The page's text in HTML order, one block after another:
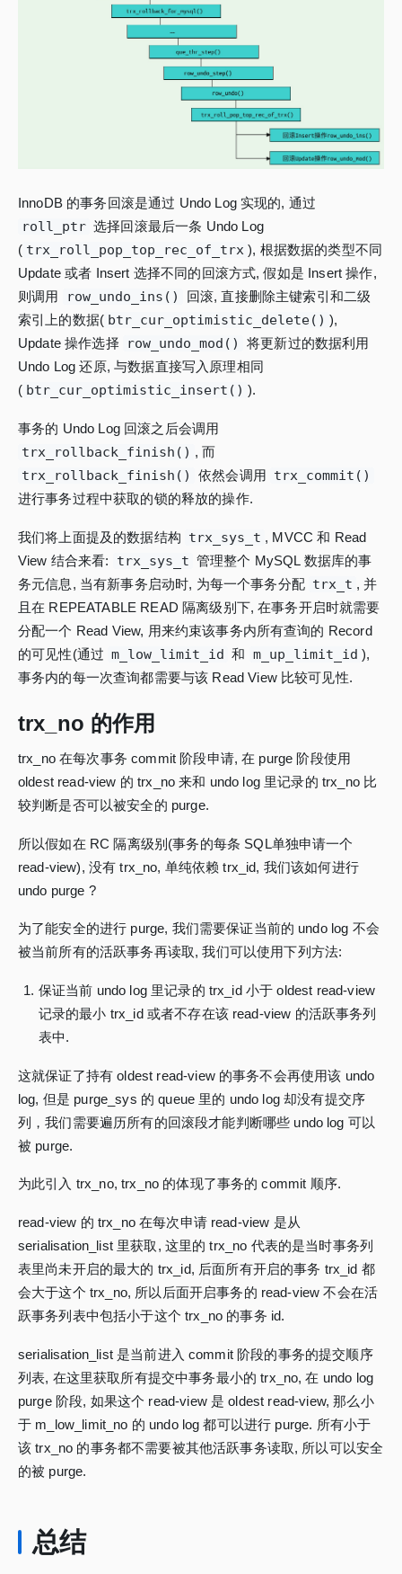
InnoDB 的事务回滚是通过 Undo Log 实现的, 通过
roll_ptr 选择回滚最后一条 Undo Log
( trx_roll_pop_top_rec_of_trx ), 根据数据的类型不同
Update 或者 Insert 选择不同的回滚方式, 假如是 Insert 操作,
则调用
row_undo_ins()
回滚, 直接删除主键索引和二级
索引上的数据( btr_cur_optimistic_delete() ),
Update 操作选择
row_undo_mod()
将更新过的数据利用
Undo Log 还原, 与数据直接写入原理相同
( btr_cur_optimistic_insert() ).
事务的 Undo Log 回滚之后会调用
trx_rollback_finish() , 而
trx_rollback_finish() 依然会调用 trx_commit()
进行事务过程中获取的锁的释放的操作.
我们将上面提及的数据结构 trx_sys_t , MVCC 和 Read
View 结合来看:
trx_sys_t 管理整个 MySQL 数据库的事
务元信息, 当有新事务启动时, 为每一个事务分配 trx_t , 并
且在 REPEATABLE READ 隔离级别下, 在事务开启时就需要
分配一个 Read View, 用来约束该事务内所有查询的 Record
的可见性(通过 m_low_limit_id 和 m_up_limit_id ),
事务内的每一次查询都需要与该 Read View 比较可见性.
trx_no 的作用
trx_no 在每次事务 commit 阶段申请, 在 purge 阶段使用
oldest read-view 的 trx_no 来和 undo log 里记录的 trx_no 比
较判断是否可以被安全的 purge.
所以假如在 RC 隔离级别(事务的每条 SQL单独申请一个
read-view), 没有 trx_no, 单纯依赖 trx_id, 我们该如何进行
undo purge ?
为了能安全的进行 purge, 我们需要保证当前的 undo log 不会
被当前所有的活跃事务再读取, 我们可以使用下列方法:
保证当前 undo log 里记录的 trx_id 小于 oldest read-view
记录的最小 trx_id 或者不存在该 read-view 的活跃事务列
表中.
这就保证了持有 oldest read-view 的事务不会再使用该 undo
log, 但是 purge_sys 的 queue 里的 undo log 却没有提交序
列，我们需要遍历所有的回滚段才能判断哪些 undo log 可以
被 purge.
为此引入 trx_no, trx_no 的体现了事务的 commit 顺序.
read-view 的 trx_no 在每次申请 read-view 是从
serialisation_list 里获取, 这里的 trx_no 代表的是当时事务列
表里尚未开启的最大的 trx_id, 后面所有开启的事务 trx_id 都
会大于这个 trx_no, 所以后面开启事务的 read-view 不会在活
跃事务列表中包括小于这个 trx_no 的事务 id.
serialisation_list 是当前进入 commit 阶段的事务的提交顺序
列表, 在这里获取所有提交中事务最小的 trx_no, 在 undo log
purge 阶段, 如果这个 read-view 是 oldest read-view, 那么小
于 m_low_limit_no 的 undo log 都可以进行 purge. 所有小于
该 trx_no 的事务都不需要被其他活跃事务读取, 所以可以安全
的被 purge.
总结